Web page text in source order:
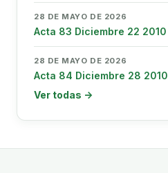
28 DE MAYO DE 2026
Acta 83 Diciembre 22 2010
28 DE MAYO DE 2026
Acta 84 Diciembre 28 2010
Ver todas →